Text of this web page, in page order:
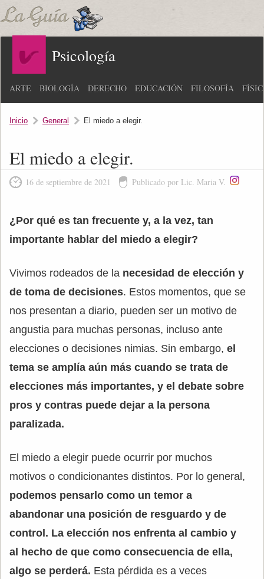
Psicología
ARTE BIOLOGÍA DERECHO EDUCACIÓN FILOSOFÍA
Inicio General El miedo a elegir.
El miedo a elegir.
16 de septiembre de 2021 Publicado por Lic. Maria V.
¿Por qué es tan frecuente y, a la vez, tan
importante hablar del miedo a elegir?
Vivimos rodeados de la necesidad de elección y
de toma de decisiones. Estos momentos, que se
nos presentan a diario, pueden ser un motivo de
angustia para muchas personas, incluso ante
elecciones o decisiones nimias. Sin embargo, el
tema se amplía aún más cuando se trata de
elecciones más importantes, y el debate sobre
pros y contras puede dejar a la persona
paralizada.
El miedo a elegir puede ocurrir por muchos
motivos o condicionantes distintos. Por lo general,
podemos pensarlo como un temor a
abandonar una posición de resguardo y de
control. La elección nos enfrenta al cambio y
al hecho de que como consecuencia de ella,
algo se perderá. Esta pérdida es a veces